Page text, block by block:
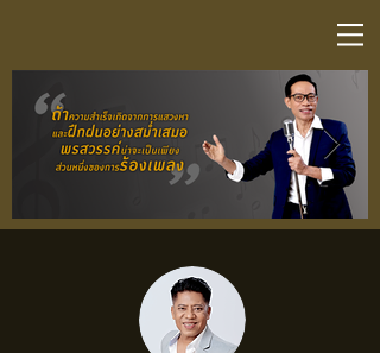
Click here
Click here
Click here
Click here
Click here
Click here
Click here
Click here
Click here
Click here
Click here
Click here
Click here
Click here
Click here
Click here
Click here
Click here
Click here
Click here
Click here
Click here
Click here
Click here
Click here
Click here
Click here
Click here
Click here
Click here